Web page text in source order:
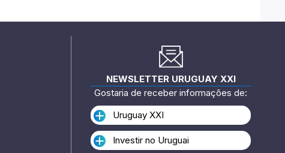
NEWSLETTER URUGUAY XXI
Gostaria de receber informações de:
Uruguay XXI
Investir no Uruguai